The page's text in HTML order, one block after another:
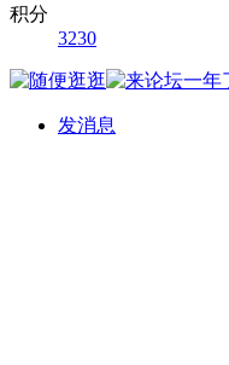
积分
3230
发消息